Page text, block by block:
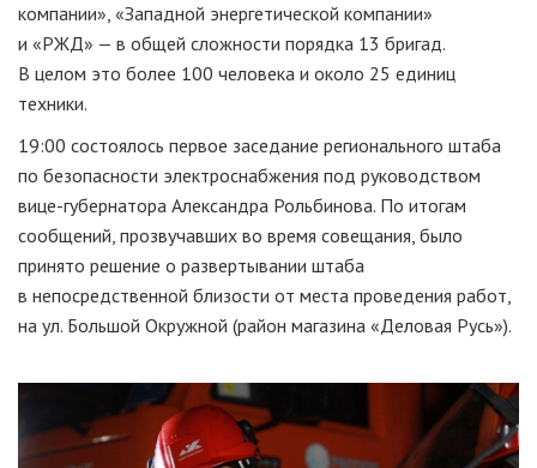
компании», «Западной энергетической компании»
и «РЖД» — в общей сложности порядка 13 бригад.
В целом это более 100 человека и около 25 единиц
техники.
19:00 состоялось первое заседание регионального штаба
по безопасности электроснабжения под руководством
вице-губернатора Александра Рольбинова. По итогам
сообщений, прозвучавших во время совещания, было
принято решение о развертывании штаба
в непосредственной близости от места проведения работ,
на ул. Большой Окружной (район магазина «Деловая Русь»).